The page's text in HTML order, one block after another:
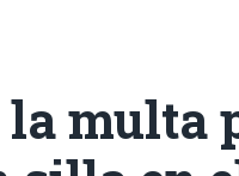
multa